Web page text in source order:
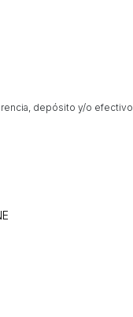
depósito y/o efectivo